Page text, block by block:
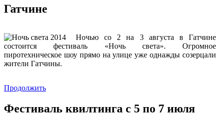
Гатчине
Ночью со 2 на 3 августа в Гатчине
состоится фестиваль «Ночь света». Огромное
пиротехническое шоу прямо на улице уже однажды созерцали
жители Гатчины.
Продолжить
Фестиваль квилтинга с 5 по 7 июля